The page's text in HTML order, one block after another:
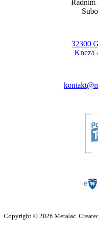
Radnim
32300
Kneza
Copyright © 2026 Metalac.